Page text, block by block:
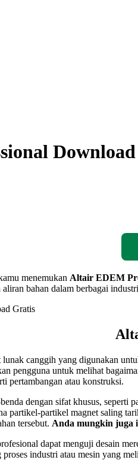
menemukan Altair EDEM
bahan dalam berbagai
canggih yang digunakan
pengguna untuk melihat
pertambangan atau konstruksi.
dengan sifat khusus,
partikel-partikel magnet saling
tersebut. Anda mungkin juga
dapat menguji desain
industri atau mesin yang